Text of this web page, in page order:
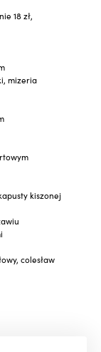
18 zł,
mizeria
kiszonej
colesław